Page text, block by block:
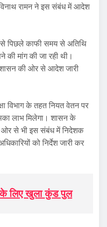
रामन ने इस संबंध में आदेश
पिछले काफी समय से अतिथि
की मांग की जा रही थी।
की ओर से आदेश जारी
विभाग के तहत नियत वेतन पर
लाभ मिलेगा। शासन के
ओर से भी इस संबंध में निदेशक
को निर्देश जारी कर
के लिए खुला कुंड पुल